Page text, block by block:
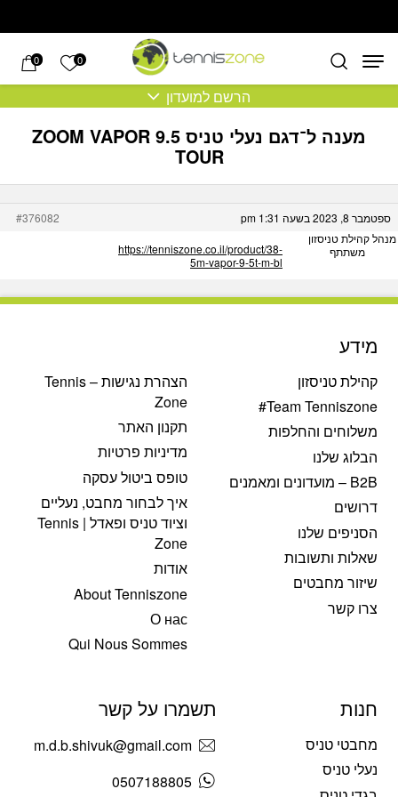
0 הרשימה
0
הרשם למועדון
מענה ל־דגם נעלי טניס ZOOM VAPOR 9.5
TOUR
ספטמבר 8, 2023 בשעה 1:31 pm
#376082
מנהל קהילת טניסזון
משתתף
https://tenniszone.co.il/product/38-
5m-vapor-9-5t-m-bl
מידע
קהילת טניסזון
Team Tenniszone#
משלוחים והחלפות
הבלוג שלנו
B2B – מועדונים ומאמנים
דרושים
הסניפים שלנו
שאלות ותשובות
שיזור מחבטים
צרו קשר
הצהרת נגישות – Tennis
Zone
תקנון האתר
מדיניות פרטיות
טופס ביטול עסקה
איך לבחור מחבט, נעליים
וציוד טניס ופאדל | Tennis
Zone
אודות
About Tenniszone
О нас
Qui Nous Sommes
חנות
מחבטי טניס
נעלי טניס
תשמרו על קשר
m.d.b.shivuk@gmail.com
0507188805